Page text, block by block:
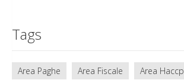
Tags
Area Paghe Area Fiscale Area Haccp